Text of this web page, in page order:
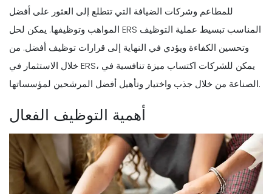
للمطاعم وشركات الضيافة التي تتطلع إلى العثور على أفضل
المواهب وتوظيفها. يمكن لحل ERS المناسب تبسيط عملية التوظيف
وتحسين الكفاءة ويؤدي في النهاية إلى قرارات توظيف أفضل. من
خلال الاستثمار في ERS، يمكن للشركات اكتساب ميزة تنافسية في
الصناعة من خلال جذب واختيار وتأهيل أفضل المرشحين لمؤسساتها.
أهمية التوظيف الفعال